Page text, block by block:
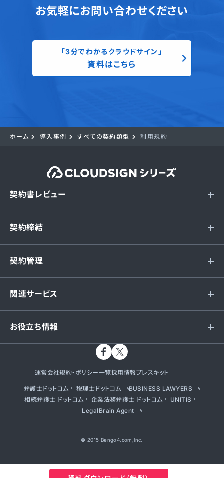
お気軽にお問い合わせください
「3分でわかるクラウドサイン」
資料はこちら
ホーム 導入事例 すべての契約類型 利用規約
契約書レビュー
契約締結
契約管理
関連サービス
お役立ち情報
運営会社規約・ポリシー一覧採用情報プレスキット
弁護士ドットコム 税理士ドットコム
BUSINESS LAWYERS
相続弁護士 ドットコム
企業法務弁護士 ドットコム
UNITIS
LegalBrain Agent
© 2015 Bengo4.com,Inc.